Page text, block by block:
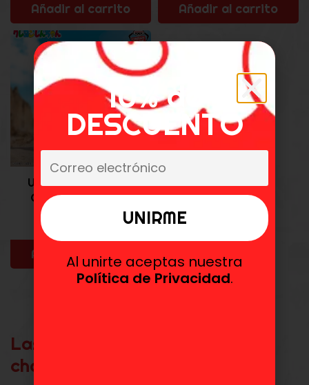
Añadir al carrito Añadir al carrito
ULTRAHÉROE SHIN-
CHAN CRANEGAME
Añadir al carrito
Las Mejores Figuras de Shin-
chan en Toydoki
10% de
DESCUENTO
Al unirte aceptas nuestra
Política de Privacidad.